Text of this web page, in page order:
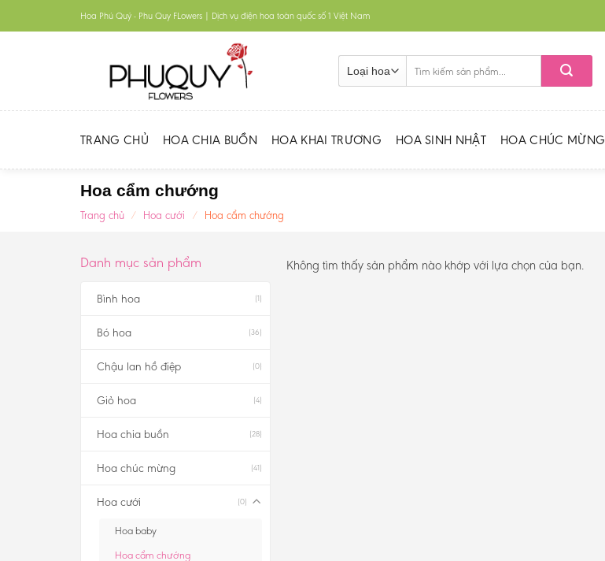
to
Hoa Phú Quý - Phu Quy FLowers | Dịch vụ điện hoa toàn quốc số 1 Việt Nam
kiếm:
TRANG CHỦ HOA CHIA BUỒN HOA KHAI TRƯƠNG HOA SINH NHẬT HOA CHÚC MỪNG
Hoa cẩm chướng
Trang chủ / Hoa cưới / Hoa cẩm chướng
Danh mục sản phẩm
Bình hoa (1)
Bó hoa (36)
Chậu lan hồ điệp (0)
Giỏ hoa (4)
Hoa chia buồn (28)
Hoa chúc mừng (41)
Hoa cưới (0)
Hoa baby
Hoa cẩm chướng
Không tìm thấy sản phẩm nào khớp với lựa chọn của bạn.